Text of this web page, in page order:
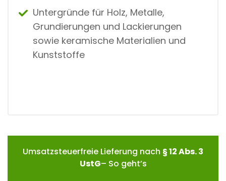
Untergründe für Holz, Metalle,
Grundierungen und Lackierungen
sowie keramische Materialien und
Kunststoffe
Umsatzsteuerfreie Lieferung nach § 12 Abs. 3
UstG– So geht’s